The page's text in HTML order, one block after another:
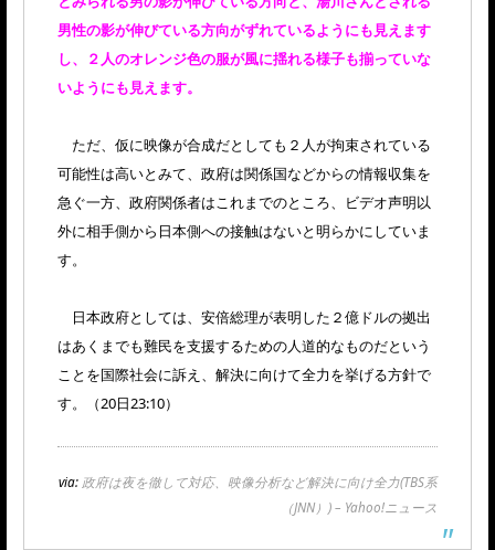
男性の影が伸びている方向がずれているようにも見えます
し、２人のオレンジ色の服が風に揺れる様子も揃っていな
いようにも見えます。
ただ、仮に映像が合成だとしても２人が拘束されている
可能性は高いとみて、政府は関係国などからの情報収集を
急ぐ一方、政府関係者はこれまでのところ、ビデオ声明以
外に相手側から日本側への接触はないと明らかにしていま
す。
日本政府としては、安倍総理が表明した２億ドルの拠出
はあくまでも難民を支援するための人道的なものだという
ことを国際社会に訴え、解決に向けて全力を挙げる方針で
す。（20日23:10）
via: 政府は夜を徹して対応、映像分析など解決に向け全力(TBS系
（JNN）) – Yahoo!ニュース